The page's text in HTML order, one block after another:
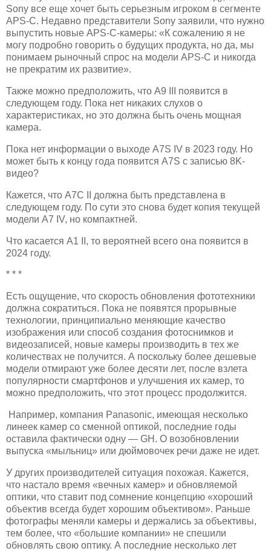
Sony все еще хочет быть серьезным игроком в сегменте
APS-C. Недавно представители Sony заявили, что нужно
выпустить новые APS-C-камеры: «К сожалению я не
могу подробно говорить о будущих продукта, но да, мы
понимаем рыночный спрос на модели APS-C и никогда
не прекратим их развитие».
Также можно предположить, что A9 III появится в
следующем году. Пока нет никаких слухов о
характеристиках, но это должна быть очень мощная
камера.
Пока нет информации о выходе A7S IV в 2023 году. Но
может быть к концу года появится A7S с записью 8K-
видео?
Кажется, что A7C II должна быть представлена в
следующем году. По сути это снова будет копия текущей
модели A7 IV, но компактней.
Что касается A1 II, то вероятней всего она появится в
2024 году.
* * *
Есть ощущение, что скорость обновления фототехники
должна сократиться. Пока не появятся прорывные
технологии, принципиально меняющие качество
изображения или способ создания фотоснимков и
видеозаписей, новые камеры производить в тех же
количествах не получится. А поскольку более дешевые
модели отмирают уже более десяти лет, после взлета
популярности смартфонов и улучшения их камер, то
можно предположить, что этот процесс продолжится.
Например, компания Panasonic, имеющая несколько
линеек камер со сменной оптикой, последние годы
оставила фактически одну — GH. О возобновлении
выпуска «мыльниц» или дюймовочек речи даже не идет.
У других производителей ситуация похожая. Кажется,
что настало время «вечных камер» и обновляемой
оптики, что ставит под сомнение концепцию «хороший
объектив всегда будет хорошим объективом». Раньше
фотографы меняли камеры и держались за объективы,
тем более, что «большие компании» не спешили
обновлять свою оптику. А последние несколько лет